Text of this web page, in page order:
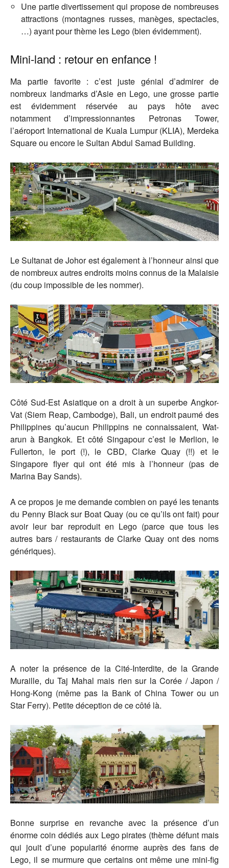
Une partie divertissement qui propose de nombreuses
attractions (montagnes russes, manèges, spectacles,
…) ayant pour thème les Lego (bien évidemment).
Mini-land : retour en enfance !
Ma partie favorite : c’est juste génial d’admirer de
nombreux landmarks d’Asie en Lego, une grosse partie
est évidemment réservée au pays hôte avec
notamment d’impressionnantes Petronas Tower,
l’aéroport International de Kuala Lumpur (KLIA), Merdeka
Square ou encore le Sultan Abdul Samad Building.
Le Sultanat de Johor est également à l’honneur ainsi que
de nombreux autres endroits moins connus de la Malaisie
(du coup impossible de les nommer).
Côté Sud-Est Asiatique on a droit à un superbe Angkor-
Vat (Siem Reap, Cambodge), Bali, un endroit paumé des
Philippines qu’aucun Philippins ne connaissaient, Wat-
arun à Bangkok. Et côté Singapour c’est le Merlion, le
Fullerton, le port (!), le CBD, Clarke Quay (!!) et le
Singapore flyer qui ont été mis à l’honneur (pas de
Marina Bay Sands).
A ce propos je me demande combien on payé les tenants
du Penny Black sur Boat Quay (ou ce qu’ils ont fait) pour
avoir leur bar reproduit en Lego (parce que tous les
autres bars / restaurants de Clarke Quay ont des noms
génériques).
A noter la présence de la Cité-Interdite, de la Grande
Muraille, du Taj Mahal mais rien sur la Corée / Japon /
Hong-Kong (même pas la Bank of China Tower ou un
Star Ferry). Petite déception de ce côté là.
Bonne surprise en revanche avec la présence d’un
énorme coin dédiés aux Lego pirates (thème défunt mais
qui jouit d’une popularité énorme auprès des fans de
Lego, il se murmure que certains ont même une mini-fig